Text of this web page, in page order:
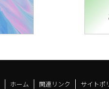
ホーム 関連リンク サイトポ